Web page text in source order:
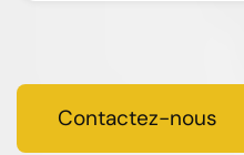
Contactez-nous